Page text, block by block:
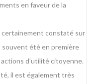
en faveur de la
certainement constaté sur
été en première
d’utilité citoyenne.
il est également très